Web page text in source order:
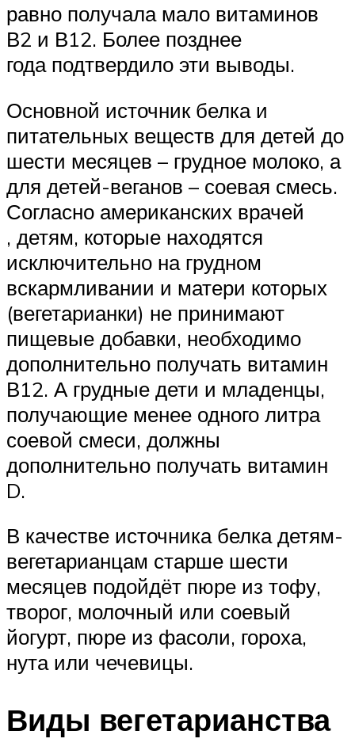
равно получала мало витаминов
В2 и В12. Более позднее
года подтвердило эти выводы.
Основной источник белка и
питательных веществ для детей до
шести месяцев – грудное молоко, а
для детей-веганов – соевая смесь.
Согласно американских врачей
, детям, которые находятся
исключительно на грудном
вскармливании и матери которых
(вегетарианки) не принимают
пищевые добавки, необходимо
дополнительно получать витамин
В12. А грудные дети и младенцы,
получающие менее одного литра
соевой смеси, должны
дополнительно получать витамин
D.
В качестве источника белка детям-
вегетарианцам старше шести
месяцев подойдёт пюре из тофу,
творог, молочный или соевый
йогурт, пюре из фасоли, гороха,
нута или чечевицы.
Виды вегетарианства